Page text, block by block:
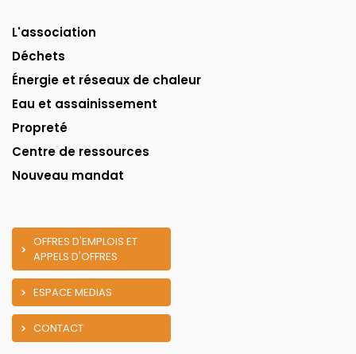
L'association
Déchets
Énergie et réseaux de chaleur
Eau et assainissement
Propreté
Centre de ressources
Nouveau mandat
OFFRES D'EMPLOIS ET
APPELS D'OFFRES
ESPACE MEDIAS
CONTACT